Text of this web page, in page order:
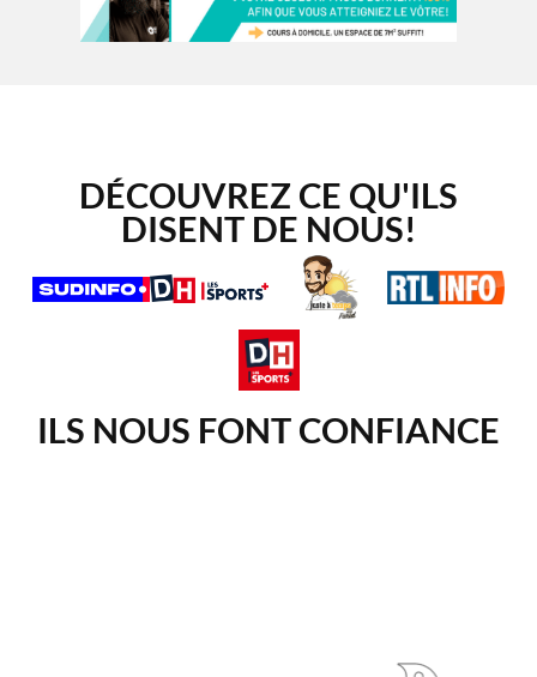
DÉCOUVREZ CE QU'ILS
DISENT DE NOUS!
ILS NOUS FONT CONFIANCE